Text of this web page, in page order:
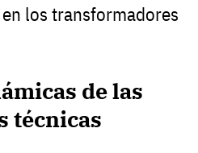
los transformadores
de las
técnicas